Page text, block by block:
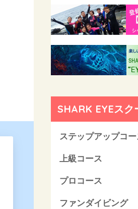
SHARK EYEスク
ステップアップコー
上級コース
プロコース
ファンダイビング